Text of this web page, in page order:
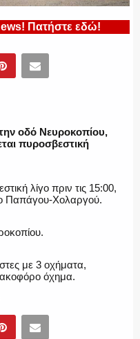
Πατήστε εδώ!
οδό Νευροκοπίου,
πυροσβεστική
λίγο πριν τις 15:00,
Παπάγου-Χολαργού.
με 3 οχήματα,
όχημα.